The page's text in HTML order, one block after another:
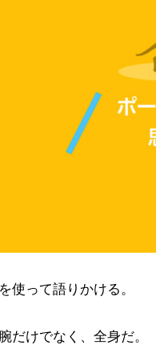
使って語りかける。
だけでなく、全身だ。